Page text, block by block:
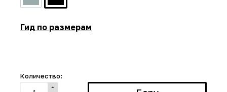
Гид по размерам
Количество: